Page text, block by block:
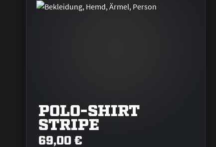
POLO-SHIRT
STRIPE
69,00 €